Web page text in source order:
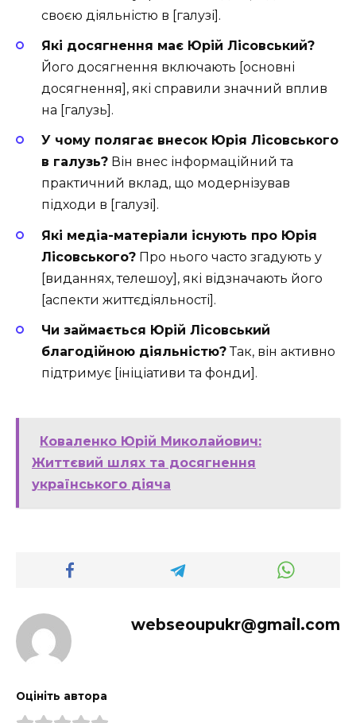
своєю діяльністю в [галузі].
Які досягнення має Юрій Лісовський?
Його досягнення включають [основні
досягнення], які справили значний вплив
на [галузь].
У чому полягає внесок Юрія Лісовського
в галузь? Він внес інформаційний та
практичний вклад, що модернізував
підходи в [галузі].
Які медіа-матеріали існують про Юрія
Лісовського? Про нього часто згадують у
[виданнях, телешоу], які відзначають його
[аспекти життєдіяльності].
Чи займається Юрій Лісовський
благодійною діяльністю?Так, він активно
підтримує [ініціативи та фонди].
Коваленко Юрій Миколайович:
Життєвий шлях та досягнення
українського діяча
webseoupukr@gmail.com
Оцініть автора